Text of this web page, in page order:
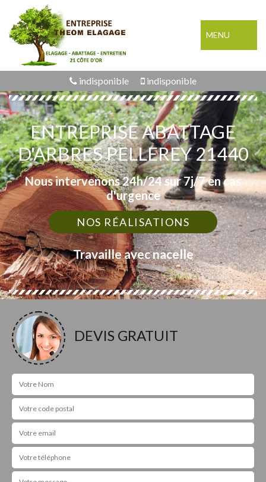
MENU
indisponible indisponible
ENTREPRISE ABATTAGE
D'ARBRES PELLEREY 21440
Nous intervenons 24h/24 sur 7j/7 en cas
d'urgence
NOS RÉALISATIONS
Travaille avec nacelle
DEVIS GRATUIT